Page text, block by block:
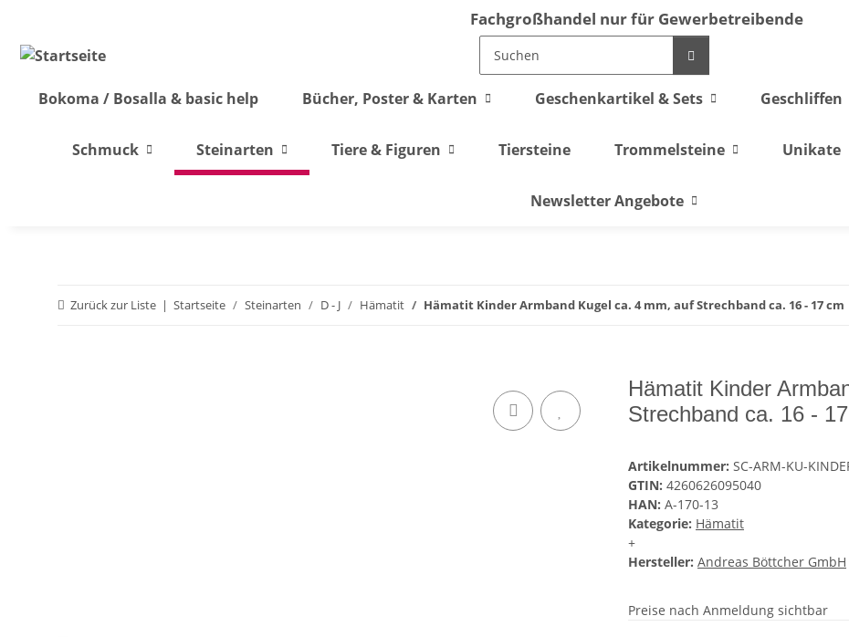
Fachgroßhandel nur für Gewerbetreibende
Bokoma / Bosalla & basic help Bücher, Poster & Karten Geschenkartikel & Sets Geschliffen
Schmuck Steinarten Tiere & Figuren Tiersteine Trommelsteine Unikate
Newsletter Angebote
Zurück zur Liste Startseite Steinarten D - J Hämatit Hämatit Kinder Armband Kugel ca. 4 mm, auf Strechband ca. 16 - 17 cm
Hämatit Kinder
Strechband ca. 16 -
Artikelnummer: SC-ARM-KU-
GTIN: 4260626095040
HAN: A-170-13
Kategorie: Hämatit
+
Hersteller: Andreas Böttcher GmbH
Preise nach Anmeldung sichtbar